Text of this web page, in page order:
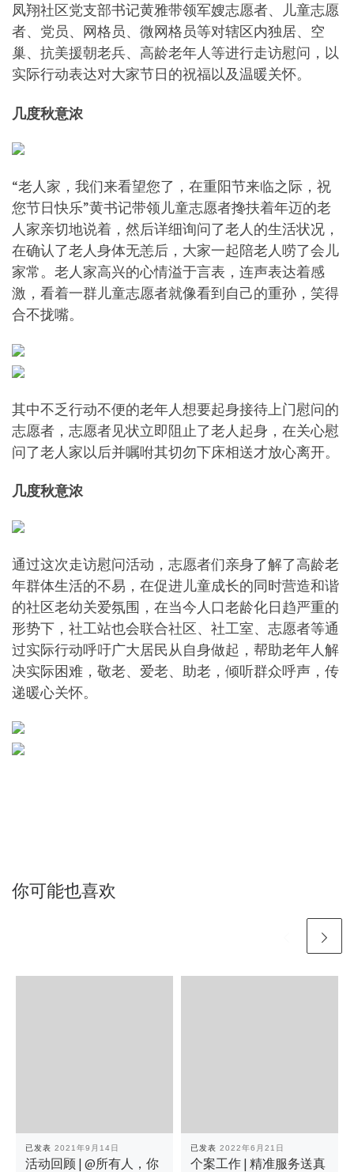
凤翔社区党支部书记黄雅带领军嫂志愿者、儿童志愿
者、党员、网格员、微网格员等对辖区内独居、空
巢、抗美援朝老兵、高龄老年人等进行走访慰问，以
实际行动表达对大家节日的祝福以及温暖关怀。
几度秋意浓
“老人家，我们来看望您了，在重阳节来临之际，祝
您节日快乐”黄书记带领儿童志愿者搀扶着年迈的老
人家亲切地说着，然后详细询问了老人的生活状况，
在确认了老人身体无恙后，大家一起陪老人唠了会儿
家常。老人家高兴的心情溢于言表，连声表达着感
激，看着一群儿童志愿者就像看到自己的重孙，笑得
合不拢嘴。
其中不乏行动不便的老年人想要起身接待上门慰问的
志愿者，志愿者见状立即阻止了老人起身，在关心慰
问了老人家以后并嘱咐其切勿下床相送才放心离开。
几度秋意浓
通过这次走访慰问活动，志愿者们亲身了解了高龄老
年群体生活的不易，在促进儿童成长的同时营造和谐
的社区老幼关爱氛围，在当今人口老龄化日趋严重的
形势下，社工站也会联合社区、社工室、志愿者等通
过实际行动呼吁广大居民从自身做起，帮助老年人解
决实际困难，敬老、爱老、助老，倾听群众呼声，传
递暖心关怀。
你可能也喜欢
已发表 2021年9月14日
活动回顾 | @所有人，你
已发表 2022年6月21日
个案工作 | 精准服务送真